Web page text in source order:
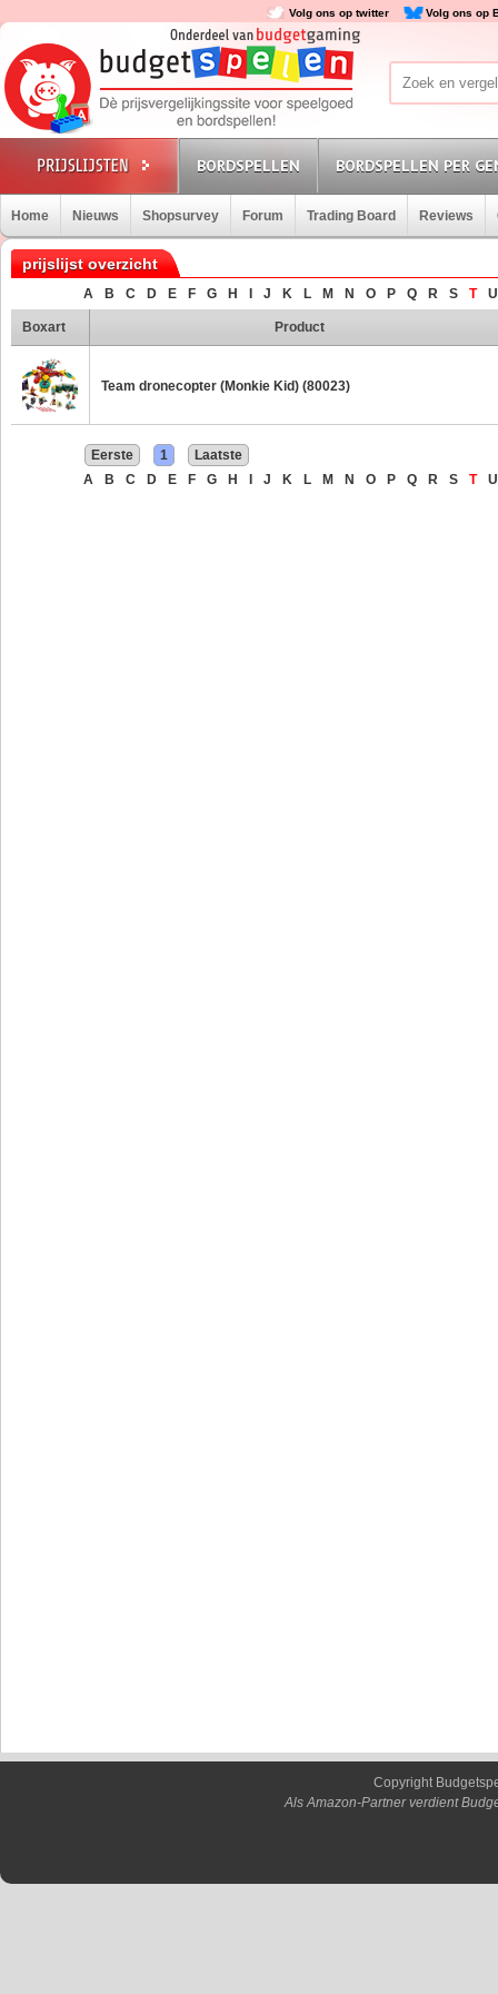
Volg ons op twitter Volg ons op
BORDSPELLEN BORDSPELLEN PER
Home Nieuws Shopsurvey Forum Trading Board Reviews
prijslijst overzicht
A B C D E F G H J K L M N O P Q R S T U
Boxart Product
Team dronecopter (Monkie Kid) (80023)
Eerste 1
Laatste
A
B C D E F G H J K L M N O P Q R S T U
Copyright
Als Amazon-Partner verdient